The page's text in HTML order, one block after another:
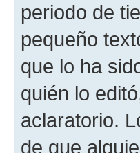
periodo de
pequeño
que lo ha
quién lo
aclaratorio.
de que